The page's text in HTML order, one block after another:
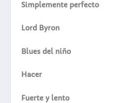
Simplemente perfecto
Lord Byron
Blues del niño
Hacer
Fuerte y lento